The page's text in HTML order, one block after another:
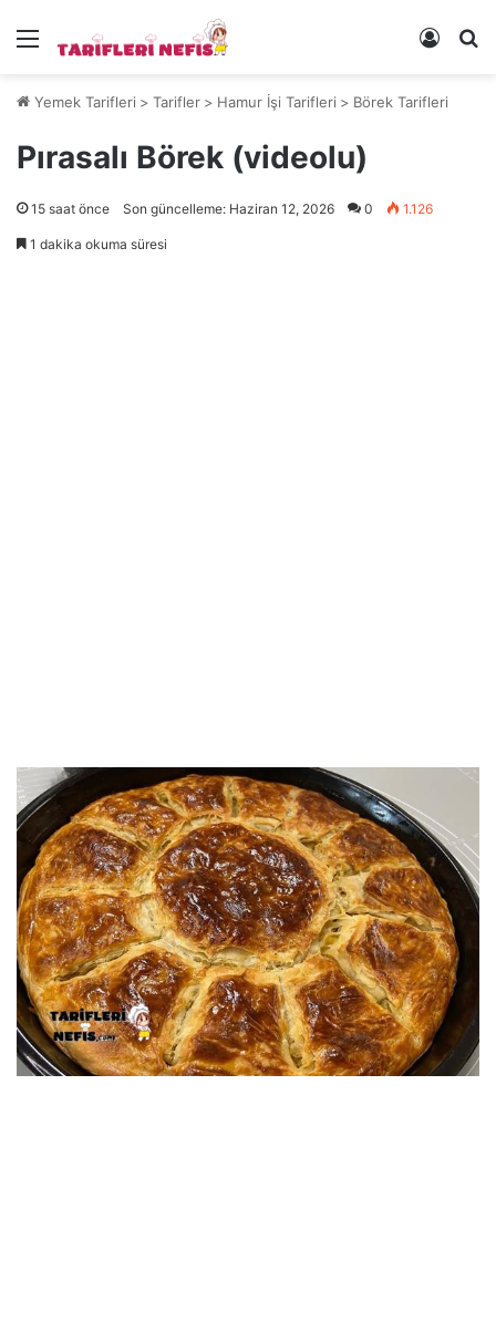
Menü Kayıt
Yemek Tarifleri > Tarifler > Hamur İşi Tarifleri > Börek Tarifleri
Pırasalı Börek (videolu)
15 saat önce Son güncelleme: Haziran 12, 2026 0 1.126
1 dakika okuma süresi